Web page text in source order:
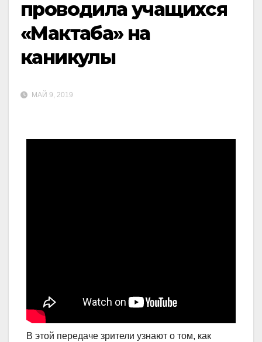
проводила учащихся
«Мактаба» на
каникулы
МАЙ 9, 2019
В этой передаче зрители узнают о том, как